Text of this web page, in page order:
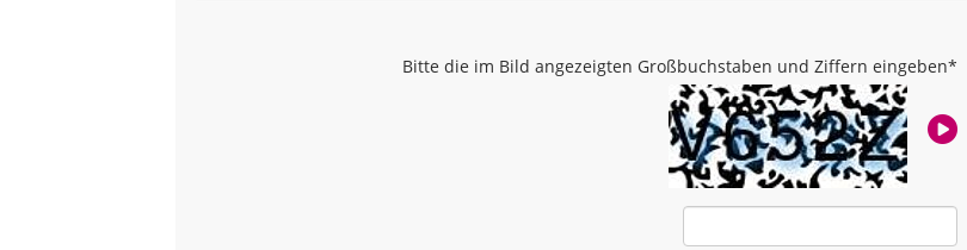
Bitte die im Bild angezeigten Großbuchstaben und Ziffern eingeben*